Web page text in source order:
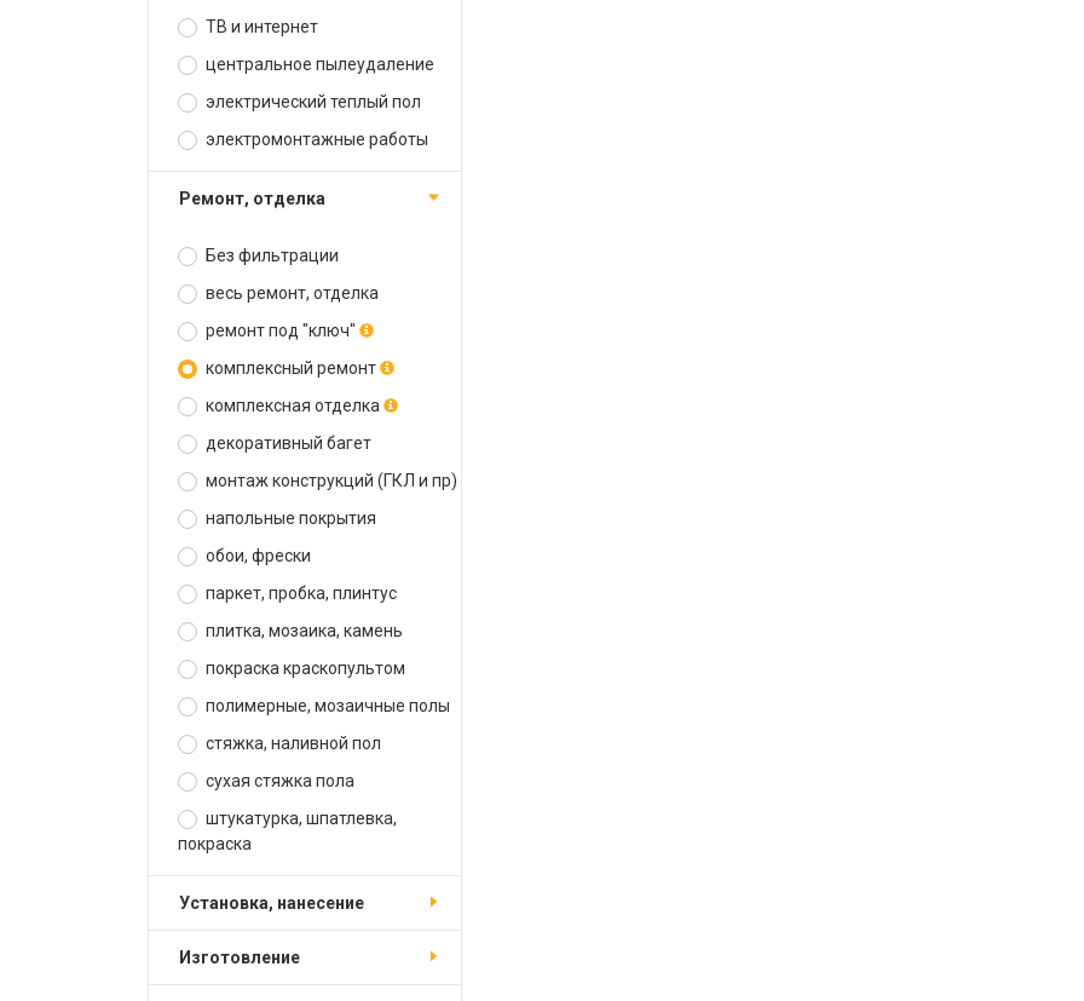
ТВ и интернет
центральное пылеудаление
электрический теплый пол
электромонтажные работы
ремонт, отделка
Без фильтрации
весь ремонт, отделка
ремонт под "ключ"
комплексный ремонт
комплексная отделка
декоративный багет
монтаж конструкций (ГКЛ и пр)
напольные покрытия
обои, фрески
паркет, пробка, плинтус
плитка, мозаика, камень
покраска краскопультом
полимерные, мозаичные полы
стяжка, наливной пол
сухая стяжка пола
штукатурка, шпатлевка,
покраска
установка, нанесение
изготовление